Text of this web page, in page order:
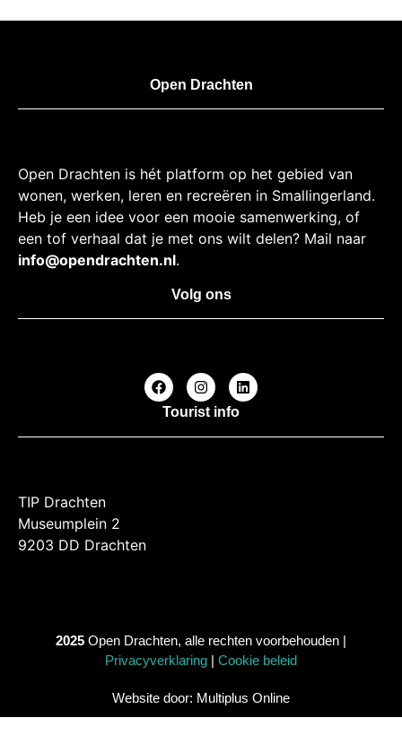
Open Drachten
Open Drachten is hét platform op het gebied van
wonen, werken, leren en recreëren in Smallingerland.
Heb je een idee voor een mooie samenwerking, of
een tof verhaal dat je met ons wilt delen? Mail naar
info@opendrachten.nl.
Volg ons
Tourist info
TIP Drachten
Museumplein 2
9203 DD Drachten
2025 Open Drachten, alle rechten voorbehouden |
Privacyverklaring | Cookie beleid
Website door: Multiplus Online